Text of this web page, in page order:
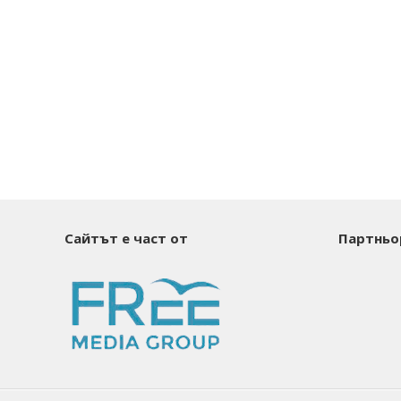
Сайтът е част от